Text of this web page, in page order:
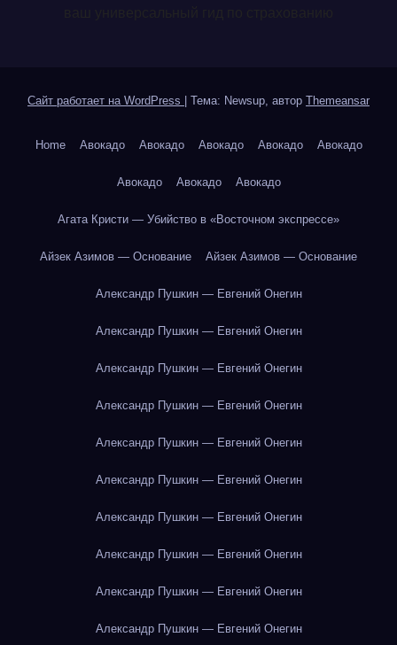
Сайт работает на WordPress Тема: Newsup, автор Themeansar
Home Авокадо Авокадо Авокадо Авокадо Авокадо
Авокадо Авокадо Авокадо
Агата Кристи — Убийство в «Восточном экспрессе»
Айзек Азимов — Основание Айзек Азимов — Основание
Александр Пушкин — Евгений Онегин
Александр Пушкин — Евгений Онегин
Александр Пушкин — Евгений Онегин
Александр Пушкин — Евгений Онегин
Александр Пушкин — Евгений Онегин
Александр Пушкин — Евгений Онегин
Александр Пушкин — Евгений Онегин
Александр Пушкин — Евгений Онегин
Александр Пушкин — Евгений Онегин
Александр Пушкин — Евгений Онегин